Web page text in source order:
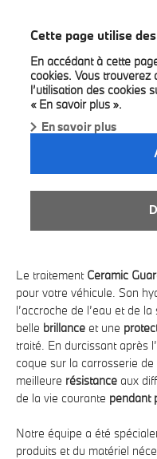
Cette page utilise
En accédant à cette
cookies. Vous trouverez
l’utilisation des cookies
« En savoir plus ».
En savoir plus
CERAMIC
Le traitement Ceramic
pour votre véhicule. Son
l’accroche de l’eau et de
belle brillance et une
traité. En durcissant après
coque sur la carrosserie
meilleure résistance aux
de la vie courante pendant
Notre équipe a été
produits et du matériel